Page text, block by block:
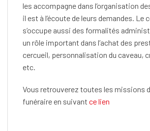
les accompagne dans l’organisation
il est à l’écoute de leurs demandes. Le
s’occupe aussi des formalités
un rôle important dans l’achat des
cercueil, personnalisation du caveau,
etc.
Vous retrouverez toutes les missions
funéraire en suivant ce lien